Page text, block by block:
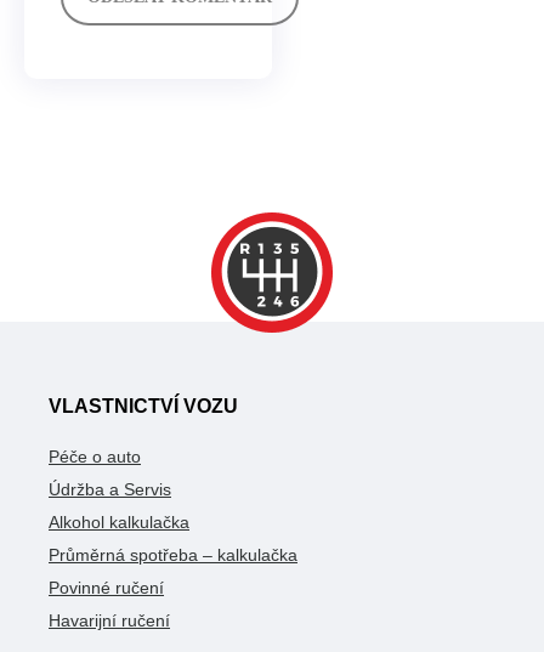
VLASTNICTVÍ VOZU
Péče o auto
Údržba a Servis
Alkohol kalkulačka
Průměrná spotřeba – kalkulačka
Povinné ručení
Havarijní ručení